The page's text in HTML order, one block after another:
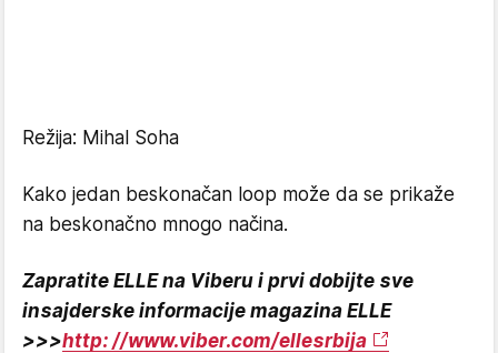
Režija: Mihal Soha
Kako jedan beskonačan loop može da se prikaže
na beskonačno mnogo načina.
Zapratite ELLE na Viberu i prvi dobijte sve
insajderske informacije magazina ELLE
>>>http: //www.viber.com/ellesrbija